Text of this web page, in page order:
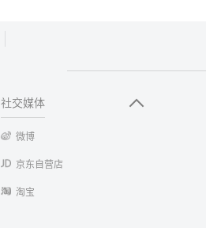
社交媒体
微博
京东自营店
淘宝